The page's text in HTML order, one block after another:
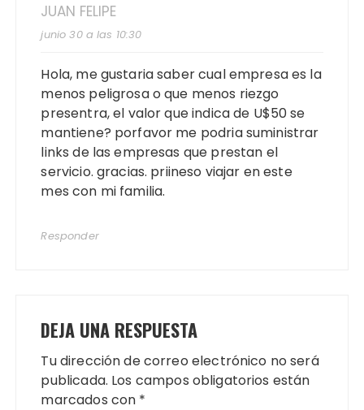
JUAN FELIPE
junio 30 a las 10:30
Hola, me gustaria saber cual empresa es la
menos peligrosa o que menos riezgo
presentra, el valor que indica de U$50 se
mantiene? porfavor me podria suministrar
links de las empresas que prestan el
servicio. gracias. priineso viajar en este
mes con mi familia.
Responder
DEJA UNA RESPUESTA
Tu dirección de correo electrónico no será
publicada. Los campos obligatorios están
marcados con *